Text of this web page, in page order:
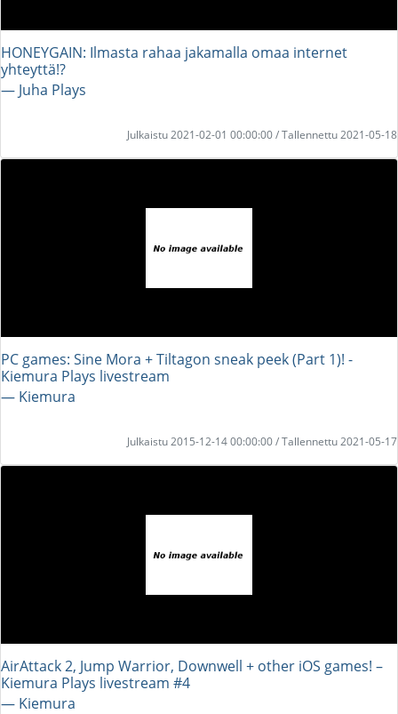
HONEYGAIN: Ilmasta rahaa jakamalla omaa internet
yhteyttä!?
― Juha Plays
Julkaistu 2021-02-01 00:00:00 / Tallennettu 2021-05-18
PC games: Sine Mora + Tiltagon sneak peek (Part 1)! -
Kiemura Plays livestream
― Kiemura
Julkaistu 2015-12-14 00:00:00 / Tallennettu 2021-05-17
AirAttack 2, Jump Warrior, Downwell + other iOS games! –
Kiemura Plays livestream #4
― Kiemura